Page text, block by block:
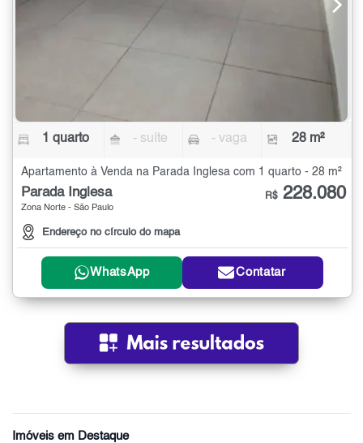
1 quarto - suíte - vaga 28 m²
Apartamento à Venda na Parada Inglesa com 1 quarto - 28 m²
Parada Inglesa
Zona Norte - São Paulo
Endereço no círculo do mapa
R$ 228.080
WhatsApp Contatar
Imóveis em Destaque